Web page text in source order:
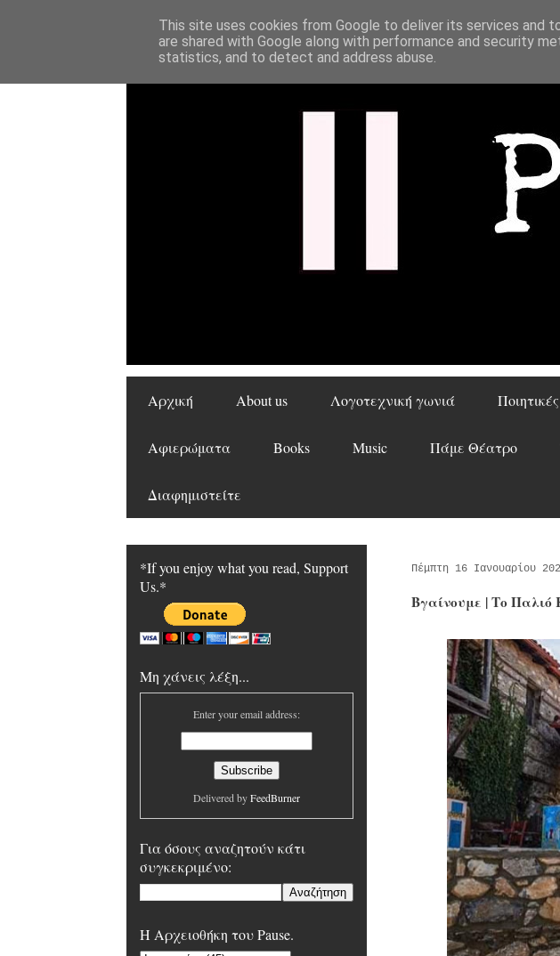
Αρχική About us Λογοτεχνική γωνιά
Αφιερώματα Books Music Πάμε Θέατρο
Διαφημιστείτε
Πέμπτη 16 Ιανουαρίου
Βγαίνουμε | Το
*If you enjoy what you read, Support
Us.*
Μη χάνεις λέξη...
Enter your email address:
Delivered byFeedBurner
Για όσους αναζητούν κάτι
συγκεκριμένο:
H Αρχειοθήκη του Pause.
This site uses cookies from Google to deliver its services and
are shared with Google along with performance and security
statistics, and to detect and address abuse.